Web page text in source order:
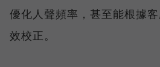
優化人聲頻率，甚至能根據
效校正。